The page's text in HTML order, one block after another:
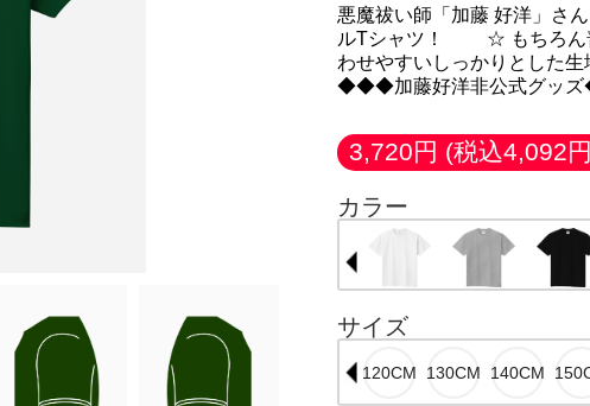
悪魔祓い師「加藤 好洋」さ
ルTシャツ！ ☆ もちろん普
わせやすいしっかりとし
◆◆◆加藤好洋非公式グッ
3,720円 (税込4,092
カラー
サイズ